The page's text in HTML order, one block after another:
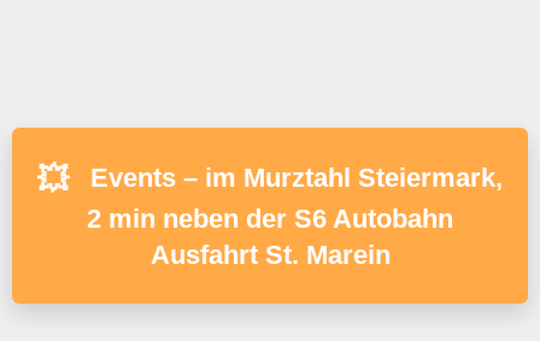
💥
Events – im Murztahl Steiermark,
2 min neben der S6 Autobahn
Ausfahrt St. Marein